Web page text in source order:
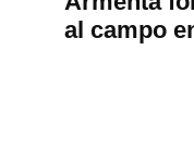
al campo